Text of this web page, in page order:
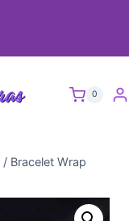
0
/ Bracelet Wrap